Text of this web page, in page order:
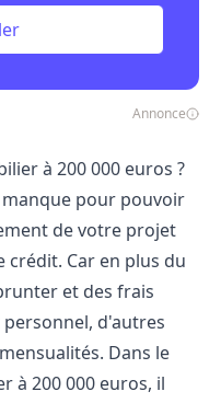
Annonce
à 200 000 euros ?
pour pouvoir
de votre projet
Car en plus du
et des frais
d'autres
Dans le
à 200 000 euros, il